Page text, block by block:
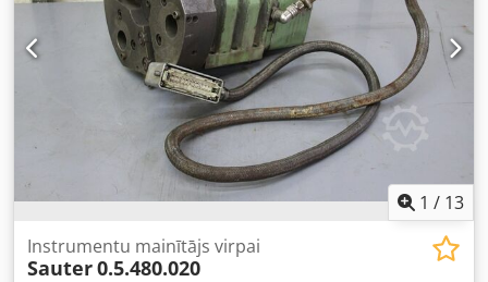
1 / 13
Instrumentu mainītājs virpai
Sauter0.5.480.020